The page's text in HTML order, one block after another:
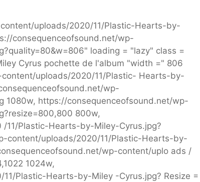
uploads/2020/11/Plastic-Hearts-by-
consequenceofsound.net/wp-
loading = "lazy" class =
Cyrus pochette de l'album "width =" 806
uploads/2020/11/Plastic- Hearts-by-
wp-
1080w, https://consequenceofsound.net/wp-
800w,
Plastic-Hearts-by-Miley-Cyrus.jpg?
content/uploads/2020/11/Plastic-Hearts-by-
wp-content/uplo ads /
1024w,
Plastic-Hearts-by-Miley -Cyrus.jpg? Resize =